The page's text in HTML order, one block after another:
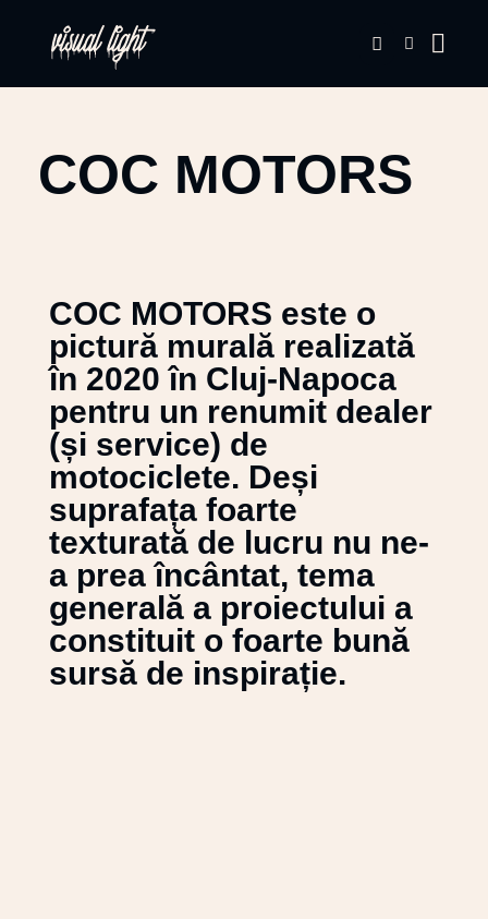
COC MOTORS
COC MOTORS este o
pictură murală realizată
în 2020 în Cluj-Napoca
pentru un renumit dealer
(și service) de
motociclete. Deși
suprafața foarte
texturată de lucru nu ne-
a prea încântat, tema
generală a proiectului a
constituit o foarte bună
sursă de inspirație.